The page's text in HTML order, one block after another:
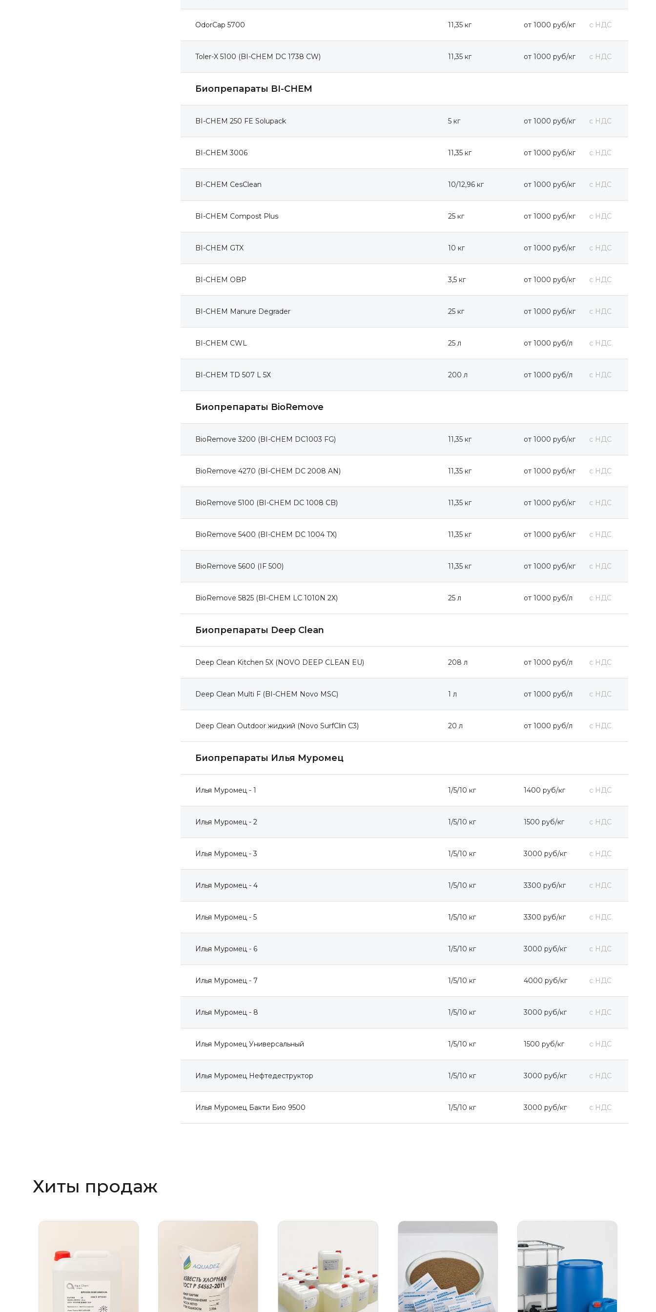
OdorCap 5700 11,35 кг от 1000 руб/кг с НДС
Toler-X 5100 (BI-CHEM DC 1738 CW) 11,35 кг от 1000 руб/кг с НДС
Биопрепараты BI-CHEM
BI-CHEM 250 FE Solupack 5 кг от 1000 руб/кг с НДС
BI-CHEM 3006 11,35 кг от 1000 руб/кг с НДС
BI-CHEM CesClean 10/12,96 кг от 1000 руб/кг с НДС
BI-CHEM Compost Plus 25 кг от 1000 руб/кг с НДС
BI-CHEM GTX 10 кг от 1000 руб/кг с НДС
BI-CHEM OBP 3,5 кг от 1000 руб/кг с НДС
BI-CHEM Маnure Degrader 25 кг от 1000 руб/кг с НДС
BI-CHEM СWL 25 л от 1000 руб/л с НДС
BI-CHEM ТD 507 L 5Х 200 л от 1000 руб/л с НДС
Биопрепараты BioRemove
BioRemove 3200 (BI-CHEM DC1003 FG) 11,35 кг от 1000 руб/кг с НДС
BioRemove 4270 (BI-CHEM DC 2008 AN) 11,35 кг от 1000 руб/кг с НДС
BioRemove 5100 (BI-CHEM DC 1008 CB) 11,35 кг от 1000 руб/кг с НДС
BioRemove 5400 (BI-CHEM DC 1004 TX) 11,35 кг от 1000 руб/кг с НДС
BioRemove 5600 (IF 500) 11,35 кг от 1000 руб/кг с НДС
BioRemove 5825 (BI-CHEM LC 1010N 2Х) 25 л от 1000 руб/л с НДС
Биопрепараты Deep Clean
Deep Clean Kitchen 5X (NOVO DEEP CLEAN EU) 208 л от 1000 руб/л с НДС
Deep Clean Multi F (BI-CHEM Novo MSC) 1 л от 1000 руб/л с НДС
Deep Clean Outdoor жидкий (Novo SurfClin C3) 20 л от 1000 руб/л с НДС
Биопрепараты Илья Муромец
Илья Муромец - 1 1/5/10 кг 1400 руб/кг с НДС
Илья Муромец - 2 1/5/10 кг 1500 руб/кг с НДС
Илья Муромец - 3 1/5/10 кг 3000 руб/кг с НДС
Илья Муромец - 4 1/5/10 кг 3300 руб/кг с НДС
Илья Муромец - 5 1/5/10 кг 3300 руб/кг с НДС
Илья Муромец - 6 1/5/10 кг 3000 руб/кг с НДС
Илья Муромец - 7 1/5/10 кг 4000 руб/кг с НДС
Илья Муромец - 8 1/5/10 кг 3000 руб/кг с НДС
Илья Муромец Универсальный 1/5/10 кг 1500 руб/кг с НДС
Илья Муромец Нефтедеструктор 1/5/10 кг 3000 руб/кг с НДС
Илья Муромец Бакти Био 9500 1/5/10 кг 3000 руб/кг с НДС
Хиты продаж